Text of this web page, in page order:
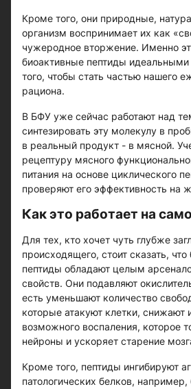
Кроме того, они природные,
организм воспринимает их как
чужеродное вторжение. Именно
биоактивные пептиды
того, чтобы стать частью нашего
рациона.
В БФУ уже сейчас работают над
синтезировать эту молекулу в
в реальный продукт - в мясной.
рецептуру мясного
питания на основе циклического
проверяют его эффективность на
Как это работает на
Для тех, кто хочет чуть глубже
происходящего, стоит сказать,
пептиды обладают целым
свойств. Они подавляют
есть уменьшают количество
которые атакуют клетки, снижают
возможного воспаления, которое
нейроны и ускоряет старение
Кроме того, пептиды ингибируют
патологических белков,